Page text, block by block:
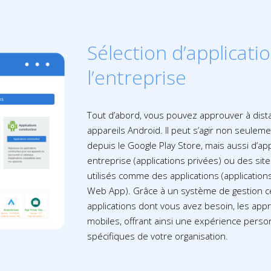
Sélection
l’entreprise
Tout d’abord, vous pouvez approuver à
appareils Android. Il peut s’agir non
depuis le Google Play Store, mais aussi
entreprise(applications privées) ou des
utilisés comme des applications
Web App). Grâce à un système de gestion
applications dont vous avez besoin, les
mobiles, offrant ainsi une expérience
spécifiques de votre organisation.